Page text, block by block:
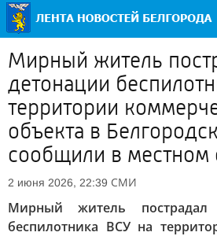
Мирный житель
детонации
территории
объекта в
сообщили в местном
2 июня 2026, 22:39 СМИ
Мирный житель пострадал
беспилотника ВСУ на